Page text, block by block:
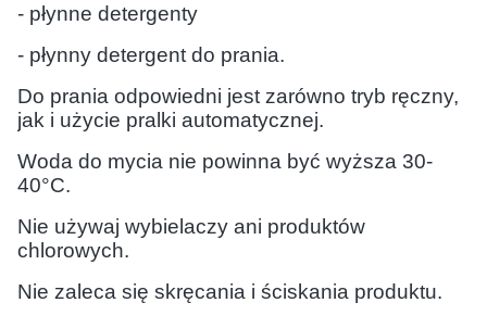
- płynne detergenty
- płynny detergent do prania.
Do prania odpowiedni jest zarówno tryb ręczny,
jak i użycie pralki automatycznej.
Woda do mycia nie powinna być wyższa 30-
40°C.
Nie używaj wybielaczy ani produktów
chlorowych.
Nie zaleca się skręcania i ściskania produktu.